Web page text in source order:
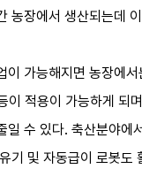
농장에서 생산되는데
이 가능해지면 농장에
이 적용이 가능하게 되
일 수 있다. 축산분야에
기 및 자동급이 로봇도